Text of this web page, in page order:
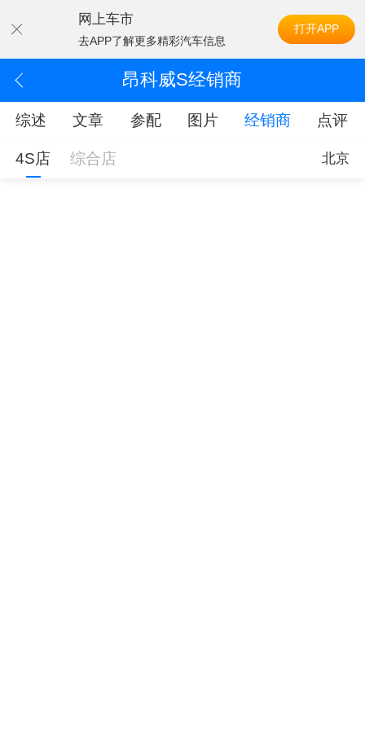
网上车市
去APP了解更多精彩汽车信息
打开APP
昂科威S经销商
综述 文章 参配 图片 经销商 点评
4S店 综合店 北京